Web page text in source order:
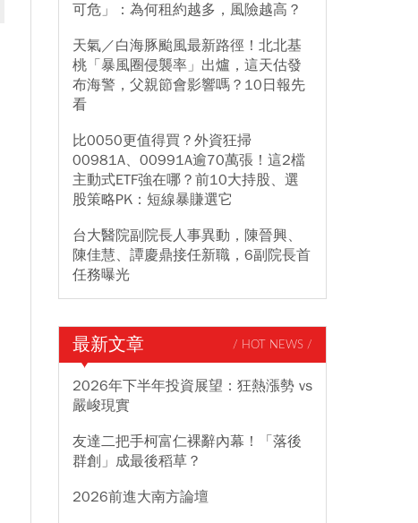
可危」：為何租約越多，風險越高？
天氣／白海豚颱風最新路徑！北北基
桃「暴風圈侵襲率」出爐，這天估發
布海警，父親節會影響嗎？10日報先
看
比0050更值得買？外資狂掃
00981A、00991A逾70萬張！這2檔
主動式ETF強在哪？前10大持股、選
股策略PK：短線暴賺選它
台大醫院副院長人事異動，陳晉興、
陳佳慧、譚慶鼎接任新職，6副院長首
任務曝光
最新文章 / HOT NEWS /
2026年下半年投資展望：狂熱漲勢 vs
嚴峻現實
友達二把手柯富仁裸辭內幕！「落後
群創」成最後稻草？
2026前進大南方論壇